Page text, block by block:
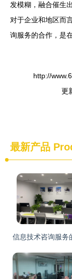
发模糊，融合催生
对于企业和地区而
询服务的合作，是
http://
更
最新产品